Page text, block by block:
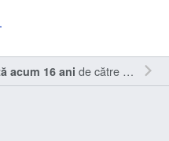
acum 16 ani de către Sîmbotin